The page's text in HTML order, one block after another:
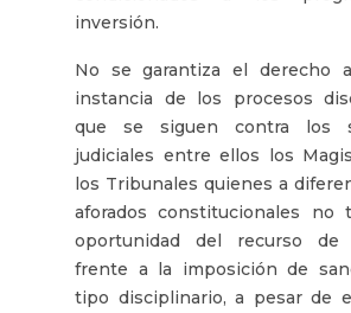
inversión.
No se garantiza el derecho
instancia de los procesos
que se siguen contra los
judiciales entre ellos los
los Tribunales quienes a
aforados constitucionales no
oportunidad del recurso de
frente a la imposición de
tipo disciplinario, a pesar de